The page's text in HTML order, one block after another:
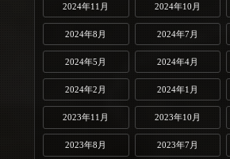
2024年11月 2024年10月
2024年8月 2024年7月
2024年5月 2024年4月
2024年2月 2024年1月
2023年11月 2023年10月
2023年8月 2023年7月